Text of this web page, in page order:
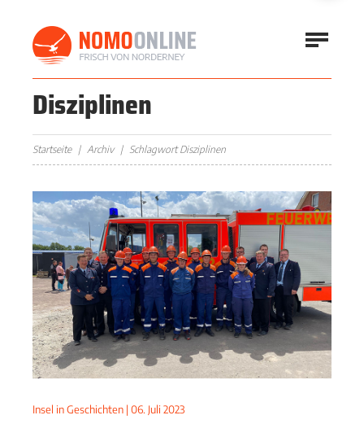
Disziplinen
Startseite Archiv Schlagwort Disziplinen
Insel in Geschichten | 06. Juli 2023